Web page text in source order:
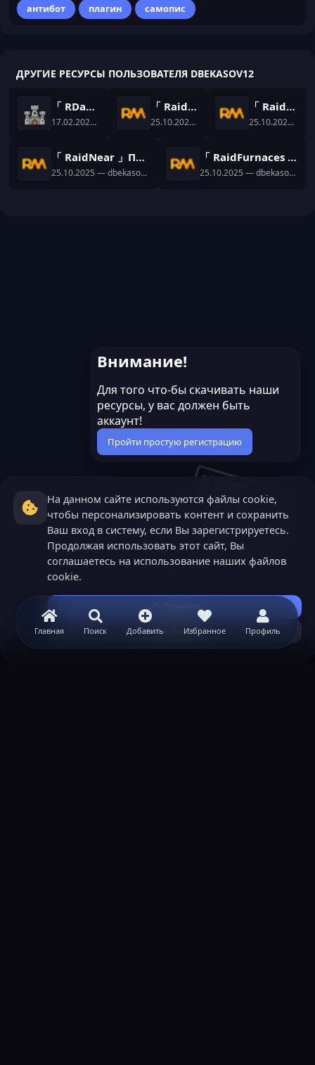
Главная Поиск Добавить Избранное Профиль
антибот плагин самопис
ДРУГИЕ РЕСУРСЫ ПОЛЬЗОВАТЕЛЯ DBEKASOV12
「 RDang 」Уникальный плагин на кастом данжи для вашего майнкрафт сервера
17.02.2026 — dbekasov12
「 RaidChat 」Плагин на чат
25.10.2025 — dbekasov12
「 RaidArtifacts 」Плагин на кастом артефакты
25.10.2025 —
「 RaidNear 」Плагин на команду /near
25.10.2025 — dbekasov12
「 RaidFurnaces 」Плагин на кастом печи и зельеварки
25.10.2025 — dbekasov12
Внимание!
Для того что-бы скачивать наши
ресурсы, у вас должен быть
аккаунт!
Пройти простую регистрацию
На данном сайте используются файлы cookie,
чтобы персонализировать контент и сохранить
Ваш вход в систему, если Вы зарегистрируетесь.
Продолжая использовать этот сайт, Вы
соглашаетесь на использование наших файлов
cookie.
Принять
Узнать больше...